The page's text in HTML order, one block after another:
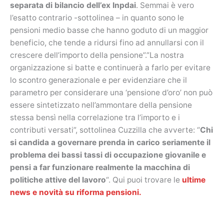
separata di bilancio dell’ex Inpdai. Semmai è vero
l’esatto contrario -sottolinea – in quanto sono le
pensioni medio basse che hanno goduto di un maggior
beneficio, che tende a ridursi fino ad annullarsi con il
crescere dell’importo della pensione”.”La nostra
organizzazione si batte e continuerà a farlo per evitare
lo scontro generazionale e per evidenziare che il
parametro per considerare una ‘pensione d’oro’ non può
essere sintetizzato nell’ammontare della pensione
stessa bensì nella correlazione tra l’importo e i
contributi versati”, sottolinea Cuzzilla che avverte: “Chi
si candida a governare prenda in carico seriamente il
problema dei bassi tassi di occupazione giovanile e
pensi a far funzionare realmente la macchina di
politiche attive del lavoro“. Qui puoi trovare le ultime
news e novità su riforma pensioni.